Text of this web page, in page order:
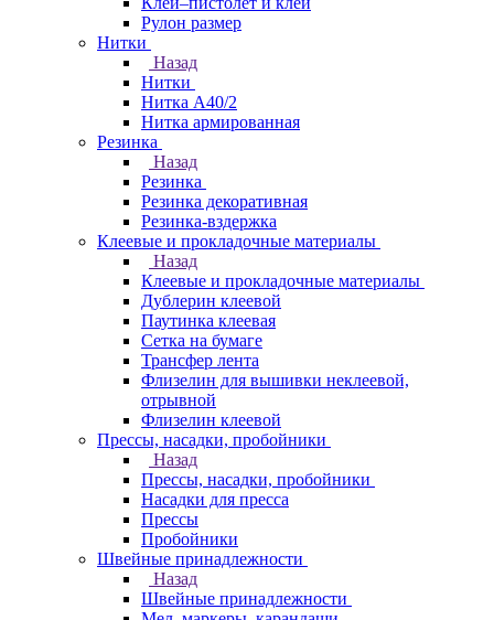
Рулон размер
Нитки
Назад
Нитки
Нитка А40/2
Нитка армированная
Резинка
Назад
Резинка
Резинка декоративная
Резинка-вздержка
Клеевые и прокладочные материалы
Назад
Клеевые и прокладочные материалы
Дублерин клеевой
Паутинка клеевая
Сетка на бумаге
Трансфер лента
Флизелин для вышивки неклеевой,
отрывной
Флизелин клеевой
Прессы, насадки, пробойники
Назад
Прессы, насадки, пробойники
Насадки для пресса
Прессы
Пробойники
Швейные принадлежности
Назад
Швейные принадлежности